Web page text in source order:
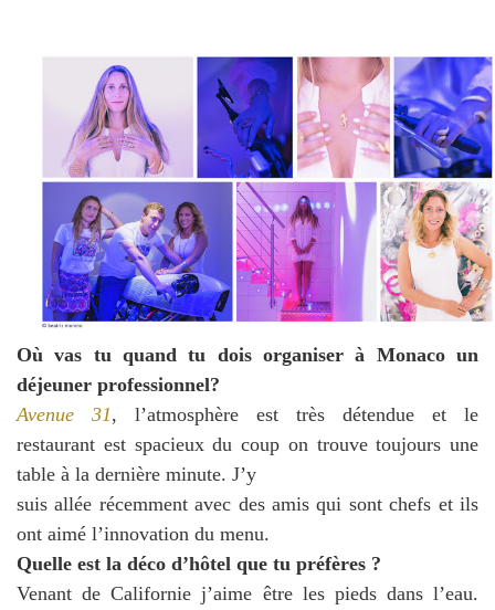
Où vas tu quand tu dois organiser à Monaco un
déjeuner professionnel?
Avenue 31, l’atmosphère est très détendue et le
restaurant est spacieux du coup on trouve toujours une
table à la dernière minute. J’y
suis allée récemment avec des amis qui sont chefs et ils
ont aimé l’innovation du menu.
Quelle est la déco d’hôtel que tu préfères ?
Venant de Californie j’aime être les pieds dans l’eau.